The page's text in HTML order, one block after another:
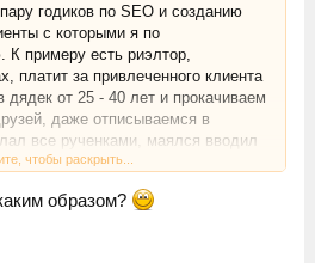
годиков по SEO и созданию
с которыми я по
К примеру есть риэлтор,
платит за привлеченного клиента
дядек от 25 - 40 лет и прокачиваем
даже отписываемся в
все рученками, маялся вводил
качаю спамом. Когда дядька
Н где пишем номер
адрес офиса (с яндекса
чтобы раскрыть...
образом?